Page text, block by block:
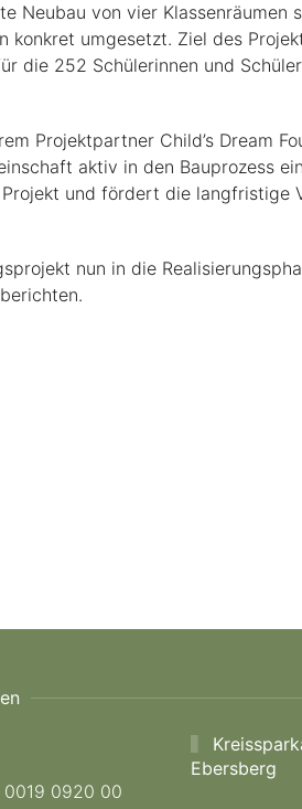
Neubau von vier Klassenräumen
konkret umgesetzt. Ziel des
die 252 Schülerinnen und
Projektpartner Child’s Dream
aktiv in den Bauprozess
und fördert die langfristige
nun in die
0019 0920 00
Ebersberg